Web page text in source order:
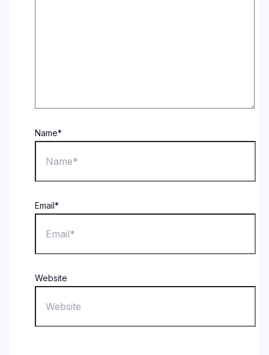
Name*
Email*
Website